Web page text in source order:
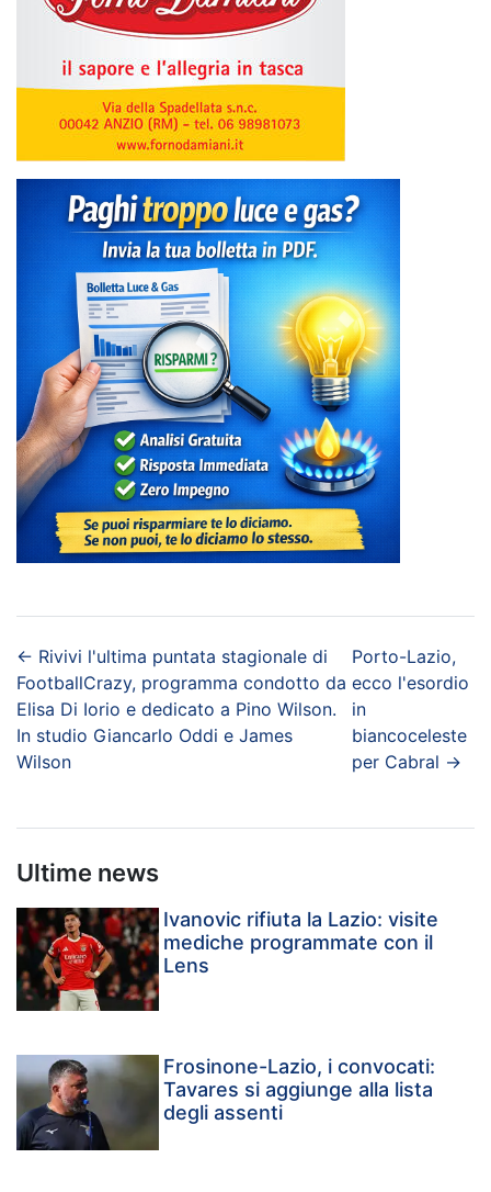
← Rivivi l'ultima puntata stagionale di
FootballCrazy, programma condotto da
Elisa Di Iorio e dedicato a Pino Wilson.
In studio Giancarlo Oddi e James
Wilson
Porto-Lazio,
ecco l'esordio
in
biancoceleste
per Cabral →
Ultime news
Ivanovic rifiuta la Lazio: visite
mediche programmate con il
Lens
Frosinone-Lazio, i convocati:
Tavares si aggiunge alla lista
degli assenti